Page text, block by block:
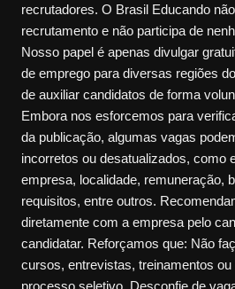
recrutadores. O Brasil Educando
recrutamento e não participa de
Nosso papel é apenas divulgar
de emprego para diversas regiões
de auxiliar candidatos de forma
Embora nos esforcemos para
da publicação, algumas vagas
incorretos ou desatualizados, como
empresa, localidade, remuneração,
requisitos, entre outros.
diretamente com a empresa pelo
candidatar. Reforçamos que: Não
cursos, entrevistas, treinamentos ou
processo seletivo. Desconfie de